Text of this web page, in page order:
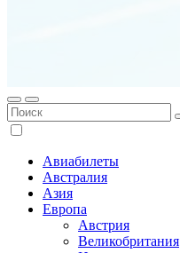
Авиабилеты
Австралия
Азия
Европа
Австрия
Великобритания